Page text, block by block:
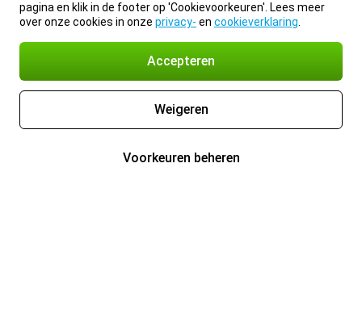
pagina en klik in de footer op 'Cookievoorkeuren'. Lees meer
over onze cookies in onze privacy- en cookieverklaring
Accepteren
Weigeren
Voorkeuren beheren